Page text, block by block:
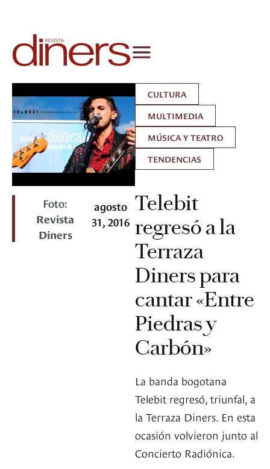
Foto:
Revista
Diners
agosto
31, 2016
CULTURA
MULTIMEDIA
MÚSICA Y TEATRO
TENDENCIAS
Telebit
regresó a la
Terraza
Diners para
cantar «Entre
Piedras y
Carbón»
La banda bogotana
Telebit regresó, triunfal, a
la Terraza Diners. En esta
ocasión volvieron junto al
Concierto Radiónica.